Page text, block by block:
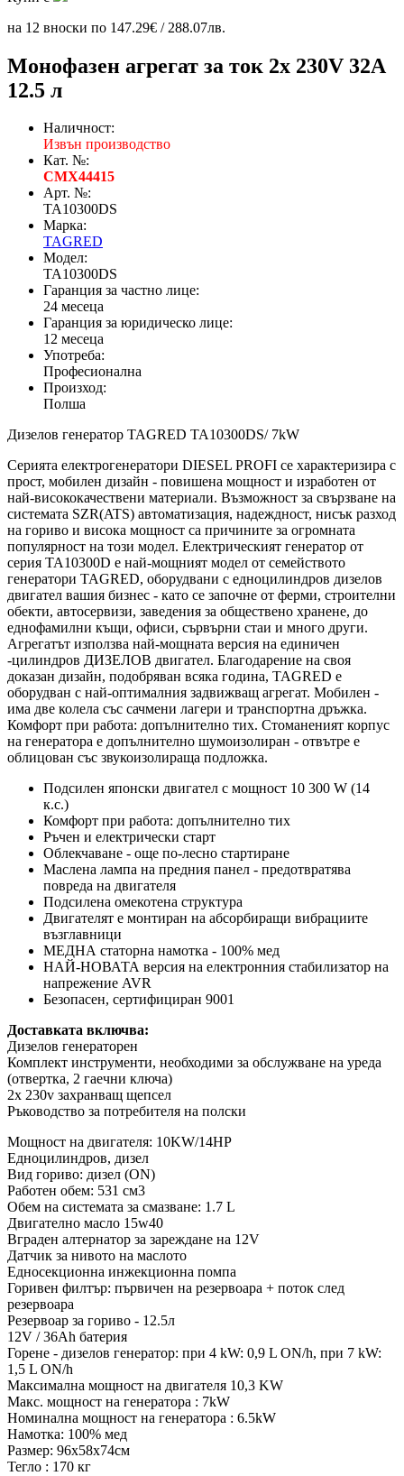
на 12 вноски по 147.29€ / 288.07лв.
Монофазен агрегат за ток 2x 230V 32A
12.5 л
Наличност:
Извън производство
Кат. №:
CMX44415
Арт. №:
TA10300DS
Марка:
TAGRED
Модел:
TA10300DS
Гаранция за частно лице:
24 месеца
Гаранция за юридическо лице:
12 месеца
Употреба:
Професионална
Произход:
Полша
Дизелов генератор TAGRED TA10300DS/ 7kW
Серията електрогенератори DIESEL PROFI се характеризира с
прост, мобилен дизайн - повишена мощност и изработен от
най-висококачествени материали. Възможност за свързване на
системата SZR(ATS) автоматизация, надеждност, нисък разход
на гориво и висока мощност са причините за огромната
популярност на този модел. Електрическият генератор от
серия TA10300D е най-мощният модел от семейството
генератори TAGRED, оборудвани с едноцилиндров дизелов
двигател вашия бизнес - като се започне от ферми, строителни
обекти, автосервизи, заведения за обществено хранене, до
еднофамилни къщи, офиси, сървърни стаи и много други.
Агрегатът използва най-мощната версия на единичен
-цилиндров ДИЗЕЛОВ двигател. Благодарение на своя
доказан дизайн, подобряван всяка година, TAGRED е
оборудван с най-оптималния задвижващ агрегат. Мобилен -
има две колела със сачмени лагери и транспортна дръжка.
Комфорт при работа: допълнително тих. Стоманеният корпус
на генератора е допълнително шумоизолиран - отвътре е
облицован със звукоизолираща подложка.
Подсилен японски двигател с мощност 10 300 W (14
к.с.)
Комфорт при работа: допълнително тих
Ръчен и електрически старт
Облекчаване - още по-лесно стартиране
Маслена лампа на предния панел - предотвратява
повреда на двигателя
Подсилена омекотена структура
Двигателят е монтиран на абсорбиращи вибрациите
възглавници
МЕДНА статорна намотка - 100% мед
НАЙ-НОВАТА версия на електронния стабилизатор на
напрежение AVR
Безопасен, сертифициран 9001
Доставката включва:
Дизелов генераторен
Комплект инструменти, необходими за обслужване на уреда
(отвертка, 2 гаечни ключа)
2x 230v захранващ щепсел
Ръководство за потребителя на полски
Мощност на двигателя: 10KW/14HP
Едноцилиндров, дизел
Вид гориво: дизел (ON)
Работен обем: 531 см3
Обем на системата за смазване: 1.7 L
Двигателно масло 15w40
Вграден алтернатор за зареждане на 12V
Датчик за нивото на маслото
Едносекционна инжекционна помпа
Горивен филтър: първичен на резервоара + поток след
резервоара
Резервоар за гориво - 12.5л
12V / 36Ah батерия
Горене - дизелов генератор: при 4 kW: 0,9 L ON/h, при 7 kW:
1,5 L ON/h
Максимална мощност на двигателя 10,3 KW
Макс. мощност на генератора : 7kW
Номинална мощност на генератора : 6.5kW
Намотка: 100% мед
Размер: 96х58х74см
Тегло : 170 кг